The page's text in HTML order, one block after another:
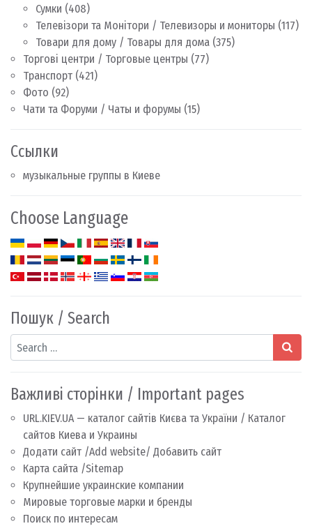
Сумки (408)
Телевізори та Монітори / Телевизоры и мониторы (117)
Товари для дому / Товары для дома (375)
Торгові центри / Торговые центры (77)
Транспорт (421)
Фото (92)
Чати та Форуми / Чаты и форумы (15)
Ссылки
музыкальные группы в Киеве
Choose Language
Пошук / Search
Search
Важливі сторінки / Important pages
URL.KIEV.UA — каталог сайтів Києва та України / Каталог
сайтов Киева и Украины
Додати сайт /Add website/ Добавить сайт
Карта сайта /Sitemap
Крупнейшие украинские компании
Мировые торговые марки и бренды
Поиск по интересам